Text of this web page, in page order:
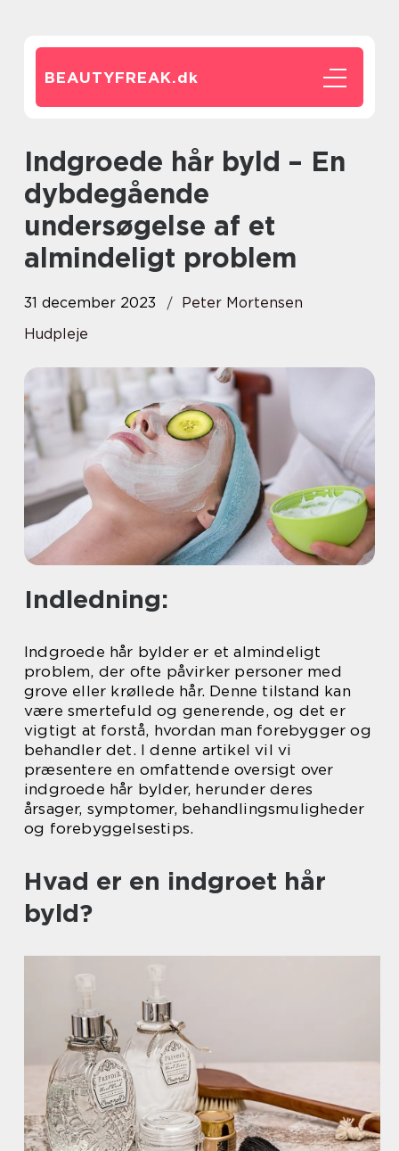
BEAUTYFREAK.dk
Indgroede hår byld – En
dybdegående
undersøgelse af et
almindeligt problem
31 december 2023
Peter Mortensen
Hudpleje
Indledning:
Indgroede hår bylder er et almindeligt
problem, der ofte påvirker personer med
grove eller krøllede hår. Denne tilstand kan
være smertefuld og generende, og det er
vigtigt at forstå, hvordan man forebygger og
behandler det. I denne artikel vil vi
præsentere en omfattende oversigt over
indgroede hår bylder, herunder deres
årsager, symptomer, behandlingsmuligheder
og forebyggelsestips.
Hvad er en indgroet hår
byld?